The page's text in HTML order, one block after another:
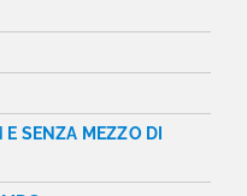
SENZA MEZZO DI